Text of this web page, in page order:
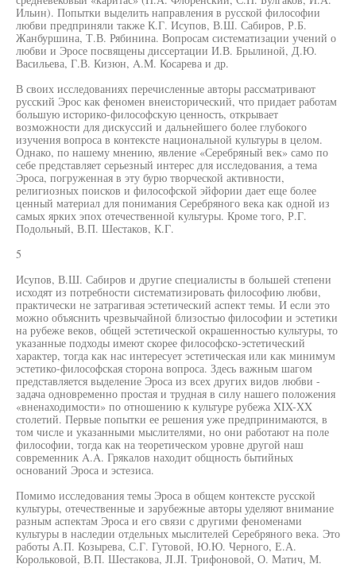
Ильин). Попытки выделить направления в русской философии
любви предприняли также К.Г. Исупов, В.Ш. Сабиров, Р.Б.
Жанбуршина, Т.В. Рябинина. Вопросам систематизации учений о
любви и Эросе посвящены диссертации И.В. Брылиной, Д.Ю.
Васильева, Г.В. Кизюн, A.M. Косарева и др.
В своих исследованиях перечисленные авторы рассматривают
русский Эрос как феномен внеисторический, что придает работам
большую историко-философскую ценность, открывает
возможности для дискуссий и дальнейшего более глубокого
изучения вопроса в контексте национальной культуры в целом.
Однако, по нашему мнению, явление «Серебряный век» само по
себе представляет серьезный интерес для исследования, а тема
Эроса, погруженная в эту бурю творческой активности,
религиозных поисков и философской эйфории дает еще более
ценный материал для понимания Серебряного века как одной из
самых ярких эпох отечественной культуры. Кроме того, Р.Г.
Подольный, В.П. Шестаков, К.Г.
5
Исупов, В.Ш. Сабиров и другие специалисты в большей степени
исходят из потребности систематизировать философию любви,
практически не затрагивая эстетический аспект темы. И если это
можно объяснить чрезвычайной близостью философии и эстетики
на рубеже веков, общей эстетической окрашенностью культуры, то
указанные подходы имеют скорее философско-эстетический
характер, тогда как нас интересует эстетическая или как минимум
эстетико-философская сторона вопроса. Здесь важным шагом
представляется выделение Эроса из всех других видов любви -
задача одновременно простая и трудная в силу нашего положения
«вненаходимости» по отношению к культуре рубежа XIX-XX
столетий. Первые попытки ее решения уже предпринимаются, в
том числе и указанными мыслителями, но они работают на поле
философии, тогда как на теоретическом уровне другой наш
современник A.A. Грякалов находит общность бытийных
оснований Эроса и эстезиса.
Помимо исследования темы Эроса в общем контексте русской
культуры, отечественные и зарубежные авторы уделяют внимание
разным аспектам Эроса и его связи с другими феноменами
культуры в наследии отдельных мыслителей Серебряного века. Это
работы А.П. Козырева, С.Г. Гутовой, Ю.Ю. Черного, Е.А.
Корольковой, В.П. Шестакова, JI.JI. Трифоновой, О. Матич, М.